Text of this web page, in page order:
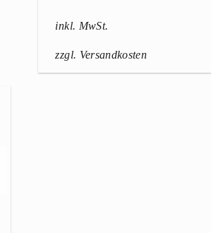
inkl. MwSt.
zzgl. Versandkosten